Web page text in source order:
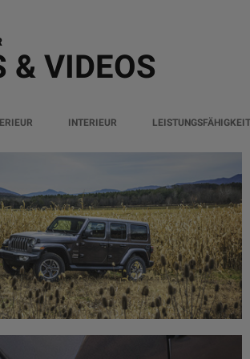
& VIDEOS
INTERIEUR LEISTUNGSFÄHIGKEIT